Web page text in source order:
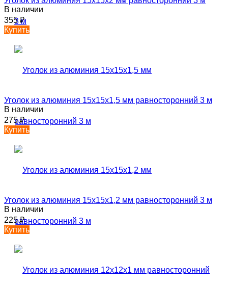
В наличии
355₽
Купить
Уголок из алюминия 15х15х1,5 мм равносторонний 3 м
В наличии
275₽
Купить
Уголок из алюминия 15х15х1,2 мм равносторонний 3 м
В наличии
225₽
Купить